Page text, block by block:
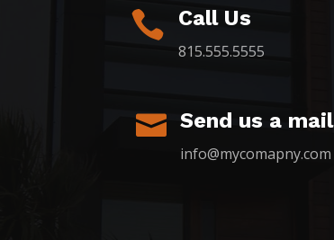
 Call Us
815.555.5555
 Send us a mail
info@mycomapny.com